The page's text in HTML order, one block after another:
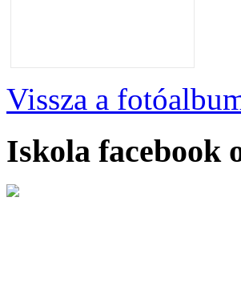
Vissza a
Iskola facebook